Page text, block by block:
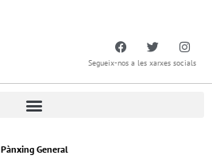
Segueix-nos a les xarxes socials
Pànxing General